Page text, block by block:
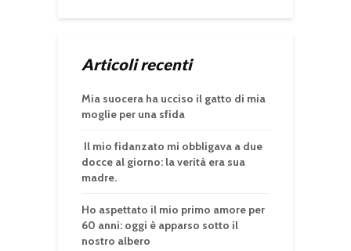
Articoli recenti
Mia suocera ha ucciso il gatto di mia
moglie per una sfida
Il mio fidanzato mi obbligava a due
docce al giorno: la verità era sua
madre.
Ho aspettato il mio primo amore per
60 anni: oggi è apparso sotto il
nostro albero